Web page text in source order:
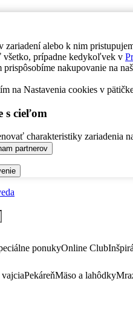
alebo k nim
prípadne kedykoľvek v
nakupovanie na
na Nastavenia cookies v
s cieľom
charakteristiky zariadenia
partnerov
ponukyOnline Club
PekáreňMäso a lahôdky